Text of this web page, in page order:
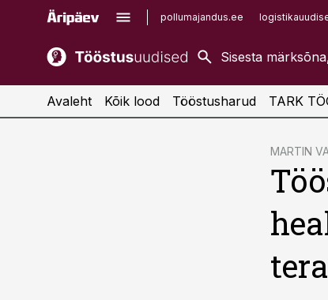
pollumajandus.ee
kaubandus.ee
kinnisvarauudised.ee
imelineajalugu.ee
Avaleht Kõik lood Tööstusharud TARK
MARTIN